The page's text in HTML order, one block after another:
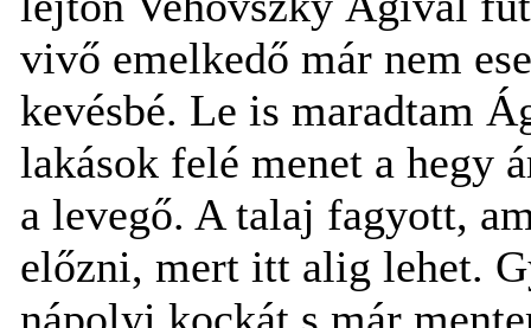
vivő emelkedő már nem
kevésbé. Le is maradtam
lakások felé menet a hegy
a levegő. A talaj fagyott,
előzni, mert itt alig lehet.